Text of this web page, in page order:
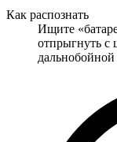
Как распознать
Ищите
отпрыгнуть с
дальнобойной